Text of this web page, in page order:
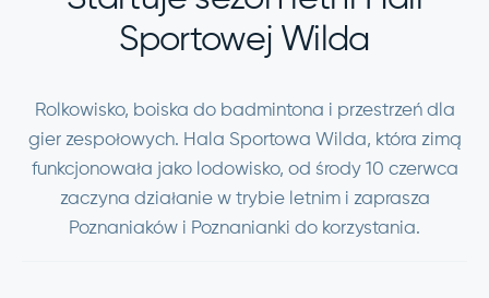
Sportowej Wilda
Rolkowisko, boiska do badmintona i przestrzeń dla
gier zespołowych. Hala Sportowa Wilda, która zimą
funkcjonowała jako lodowisko, od środy 10 czerwca
zaczyna działanie w trybie letnim i zaprasza
Poznaniaków i Poznanianki do korzystania.